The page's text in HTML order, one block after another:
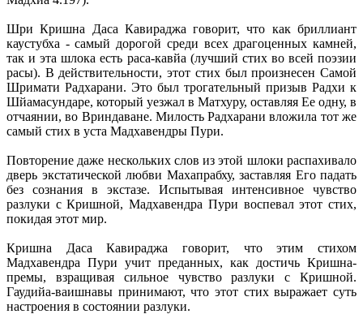
Шри Кришна Даса Кавираджа говорит, что как бриллиант
каустубха - самый дорогой среди всех драгоценных камней,
так и эта шлока есть раса-кавйа (лучший стих во всей поэзии
расы). В действительности, этот стих был произнесен Самой
Шримати Радхарани. Это был трогательный призыв Радхи к
Шйамасундаре, который уезжал в Матхуру, оставляя Ее одну, в
отчаянии, во Вриндаване. Милость Радхарани вложила тот же
самый стих в уста Мадхавендры Пури.
Повторение даже нескольких слов из этой шлоки распахивало
дверь экстатической любви Махапрабху, заставляя Его падать
без сознания в экстазе. Испытывая интенсивное чувство
разлуки с Кришной, Мадхавендра Пури воспевал этот стих,
покидая этот мир.
Кришна Даса Кавираджа говорит, что этим стихом
Мадхавендра Пури учит преданных, как достичь Кришна-
премы, взращивая сильное чувство разлуки с Кришной.
Гаудийа-ваишнавы принимают, что этот стих выражает суть
настроения в состоянии разлуки.